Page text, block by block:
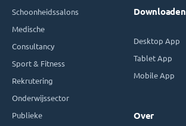
Schoonheidssalons
Medische
Consultancy
Sport & Fitness
Rekrutering
Onderwijssector
Publieke
Downloaden
Desktop App
Tablet App
Mobile App
Over